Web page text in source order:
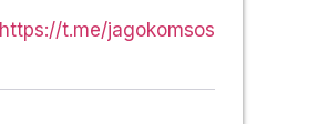
https://t.me/jagokomsos